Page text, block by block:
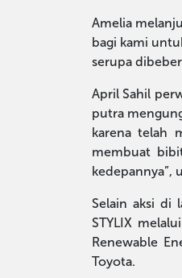
Amelia
bagi kami
serupa
April Sahil
putra
karena telah
membuat
kedepannya”,
Selain aksi di
STYLIX
Renewable
Toyota.